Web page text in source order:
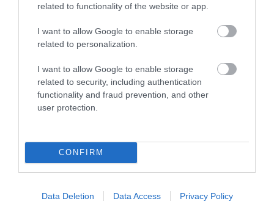
related to functionality of the website or app.
I want to allow Google to enable storage
related to personalization.
I want to allow Google to enable storage
related to security, including authentication
functionality and fraud prevention, and other
user protection.
CONFIRM
Data Deletion Data Access Privacy Policy
Ecom Taloushallinto
Tunnit
Oppaat ja webinaaritallenteet
Koulutus ja webinaarit
Ecom Taloushallinto tuki